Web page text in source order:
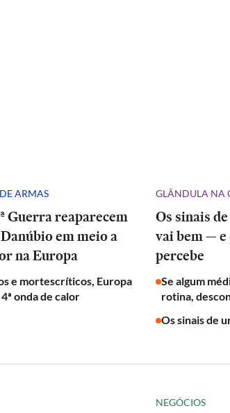
ARMAS
Guerra reaparecem
em meio a
na Europa
e mortescríticos, Europa
onda de calor
GLÂNDULA NA
Os sinais
vai bem —
percebe
Se algum
rotina,
Os sinais de
NEGÓCIOS